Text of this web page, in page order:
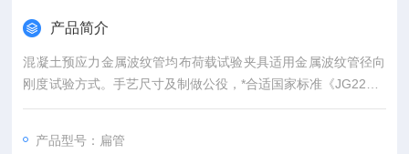
产品简介
混凝土预应力金属波纹管均布荷载试验夹具适用金属波纹管径向
刚度试验方式。手艺尺寸及制做公役，*合适国家标准《JG225-2
007预应力混凝土用金属波纹管》。
产品型号：扁管